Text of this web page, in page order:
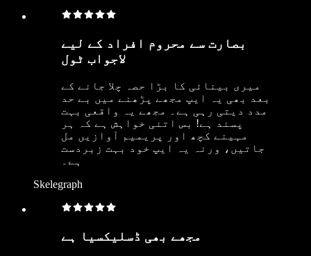
بصارت سے محروم افراد کے لیے
لاجواب ٹول
میری بینائی کا بڑا حصہ چلا جانے کے
بعد بھی یہ ایپ مجھے پڑھنے میں بے حد
مدد دیتی رہی ہے۔ مجھے یہ واقعی بہت
پسند ہے! بس اتنی خواہش ہے کہ ہر
مہینے کچھ اور پریمیم آوازیں مل
جاتیں، ورنہ یہ ایپ خود بہت زبردست
ہے۔
Skelegraph
مجھے بھی ڈسلیکسیا ہے